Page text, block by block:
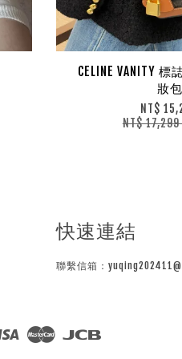
CELINE VANITY
妝包
NT$
NT$ 17,299
快速連結
聯繫信箱：
Visa Master